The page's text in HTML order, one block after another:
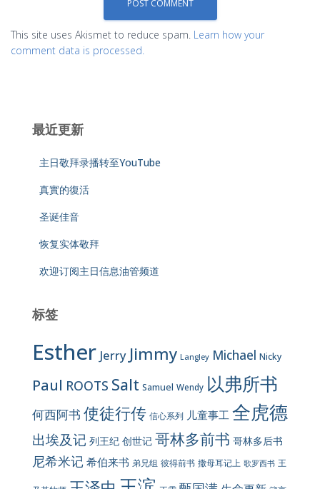
This site uses Akismet to reduce spam. Learn how your
comment data is processed.
最近更新
主日敬拜录播转至YouTube
真實的復活
圣诞佳音
恢复实体敬拜
欢迎订阅主日信息油管频道
标签
Esther Jerry Jimmy Langley Michael Nicky
Paul ROOTS Salt Samuel Wendy 以弗所书
何西阿书 使徒行传 信心系列 儿童事工 全虎德
出埃及记 列王纪 创世记 哥林多前书 哥林多后书
尼希米记 希伯来书 弟兄组 彼得前书 撒母耳记上 歌罗西书 王